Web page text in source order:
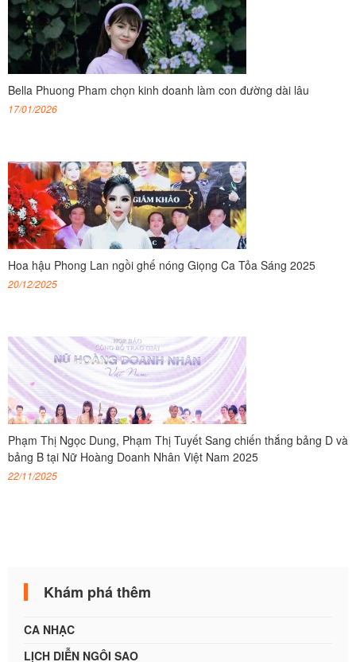
Bella Phuong Pham chọn kinh doanh làm con đường dài lâu
17/01/2026
Hoa hậu Phong Lan ngồi ghế nóng Giọng Ca Tỏa Sáng 2025
20/12/2025
Phạm Thị Ngọc Dung, Phạm Thị Tuyết Sang chiến thắng bảng D và
bảng B tại Nữ Hoàng Doanh Nhân Việt Nam 2025
22/11/2025
Khám phá thêm
CA NHẠC
LỊCH DIỄN NGÔI SAO